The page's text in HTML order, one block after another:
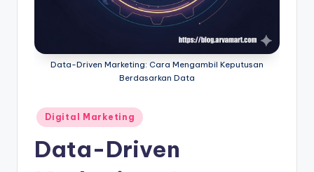
Data-Driven Marketing: Cara Mengambil Keputusan
Berdasarkan Data
Posted
in
Digital Marketing
Data-Driven